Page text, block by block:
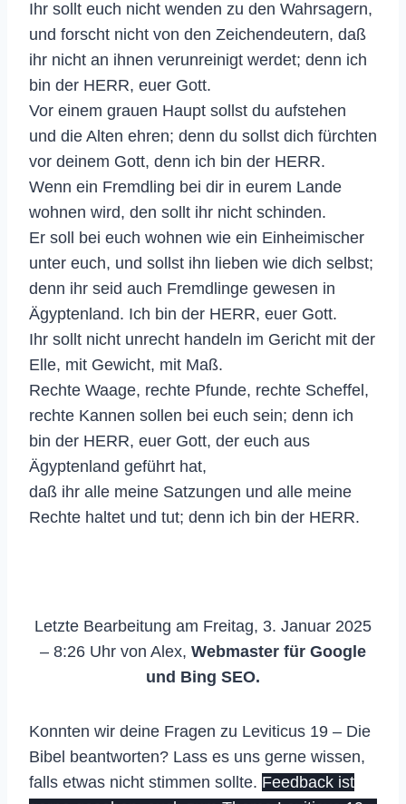
Ihr sollt euch nicht wenden zu den Wahrsagern,
und forscht nicht von den Zeichendeutern, daß
ihr nicht an ihnen verunreinigt werdet; denn ich
bin der HERR, euer Gott.
Vor einem grauen Haupt sollst du aufstehen
und die Alten ehren; denn du sollst dich fürchten
vor deinem Gott, denn ich bin der HERR.
Wenn ein Fremdling bei dir in eurem Lande
wohnen wird, den sollt ihr nicht schinden.
Er soll bei euch wohnen wie ein Einheimischer
unter euch, und sollst ihn lieben wie dich selbst;
denn ihr seid auch Fremdlinge gewesen in
Ägyptenland. Ich bin der HERR, euer Gott.
Ihr sollt nicht unrecht handeln im Gericht mit der
Elle, mit Gewicht, mit Maß.
Rechte Waage, rechte Pfunde, rechte Scheffel,
rechte Kannen sollen bei euch sein; denn ich
bin der HERR, euer Gott, der euch aus
Ägyptenland geführt hat,
daß ihr alle meine Satzungen und alle meine
Rechte haltet und tut; denn ich bin der HERR.
Letzte Bearbeitung am Freitag, 3. Januar 2025
– 8:26 Uhr von Alex, Webmaster für Google
und Bing SEO.
Konnten wir deine Fragen zu Leviticus 19 – Die
Bibel beantworten? Lass es uns gerne wissen,
falls etwas nicht stimmen sollte. Feedback ist